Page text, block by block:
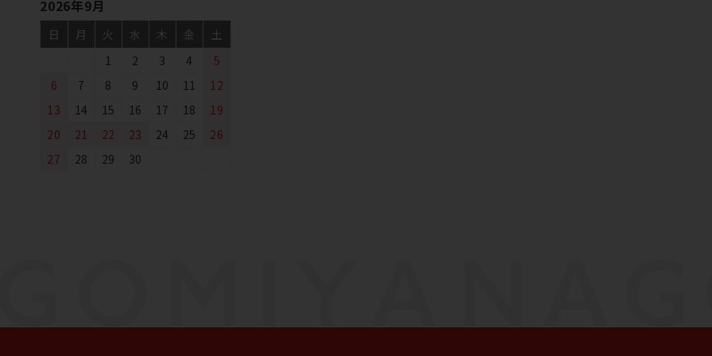
2026年9月
日 月 火 水 木 金
土
1
2 3 4
5
6
7 8 9 10 11
12
13
14 15 16 17 18
19
20
21 22 23 24 25
26
27
28 29 30